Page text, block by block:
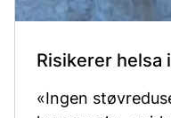
Risikerer helsa
«Ingen